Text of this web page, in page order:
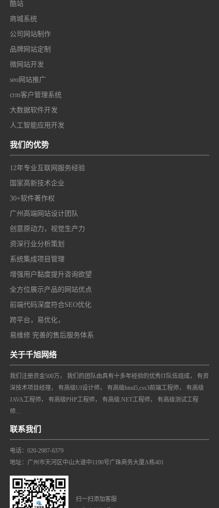
酷站
商城系统
公司网站制作
品牌网站定制
微网站开发
seo网站推广
crm客户管理系统
大数据软件开发
人工智能应用开发
我们的优势
12年专业互联网服务经验
国家高新技术企业
30+软件著作权
广州高端网站设计团队
创意原动力，视觉生产力
资深行业分析策划
系统集成项目管理
增强用户黏度提升咨询欲望
全方位展示产品的网站优点
前端代码深度符合SEO优化
跨平台，易优化，
易维修 完善的售后服务体系
关于千旭网络
我们注册资金500万， 我们的团队由具有十多年经验的优秀IT队伍组成， 有资
深技术项目经理， 有高级UI设计师， 有高级html5,css3前端工程师， 有高级
JAVA工程师， 有高级PHP工程师， 有高级.NET工程师， 有高级测试工程
师…
联系我们
电话：020-2987-6379
地址：广州市天河区中山大道中1190号广珠商务大厦A栋401
扫一扫添加客服